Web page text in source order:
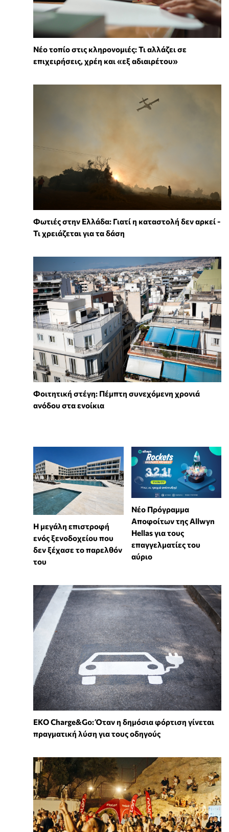
Νέο τοπίο στις κληρονομιές: Τι αλλάζει σε
επιχειρήσεις, χρέη και «εξ αδιαιρέτου»
Φωτιές στην Ελλάδα: Γιατί η καταστολή δεν αρκεί -
Τι χρειάζεται για τα δάση
Φοιτητική στέγη: Πέμπτη συνεχόμενη χρονιά
ανόδου στα ενοίκια
Η μεγάλη επιστροφή
ενός ξενοδοχείου που
δεν ξέχασε το παρελθόν
του
Νέο Πρόγραμμα
Αποφοίτων της Allwyn
Hellas για τους
επαγγελματίες του
αύριο
EKO Charge&Go: Όταν η δημόσια φόρτιση γίνεται
πραγματική λύση για τους οδηγούς